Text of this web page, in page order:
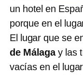
un hotel en
porque en el
El lugar que se
de Málagay las
vacías en el